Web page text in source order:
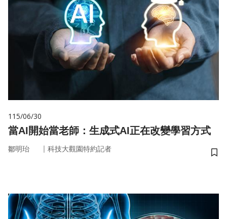
115/06/30
當AI開始當老師：生成式AI正在改變學習方式
鄒明珆 ｜ 科技大觀園特約記者
儲